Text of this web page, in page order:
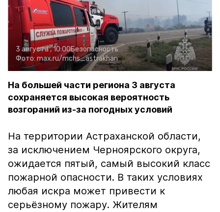
3 августа , 10:00Безопасность
Фото: max.ru/mchs_astrakhan
На большей части региона 3 августа
сохраняется высокая вероятность
возгораний из-за погодных условий
На территории Астраханской области,
за исключением Черноярского округа,
ожидается пятый, самый высокий класс
пожарной опасности. В таких условиях
любая искра может привести к
серьёзному пожару. Жителям